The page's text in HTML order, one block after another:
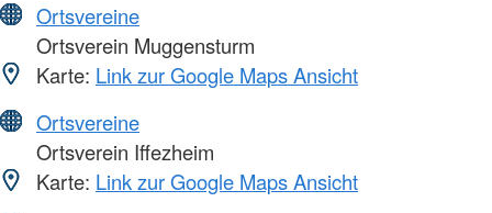
Ortsvereine
Ortsverein Muggensturm
Karte: Link zur Google Maps Ansicht
Ortsvereine
Ortsverein Iffezheim
Karte: Link zur Google Maps Ansicht